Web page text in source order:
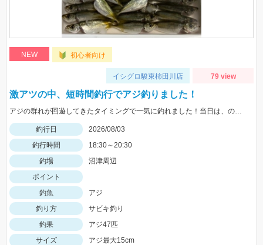
NEW 初心者向け
イシグロ駿東柿田川店 79 view
激アツの中、短時間釣行でアジ釣りました！
アジの群れが回遊してきたタイミングで一気に釣れました！当日は、のべ竿と豆アジマッチ・スピード餌つけ器仕掛・生アミエビなどを使用しました。
釣行日
2026/08/03
釣行時間
18:30～20:30
釣場
沼津周辺
ポイント
釣魚
アジ
釣り方
サビキ釣り
釣果
アジ47匹
サイズ
アジ最大15cm